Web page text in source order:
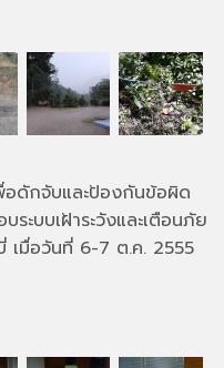
อดักจับและป้องกันข้อผิด
ะบบเฝ้าระวังและเตือนภัย
เมื่อวันที่ 6-7 ต.ค. 2555